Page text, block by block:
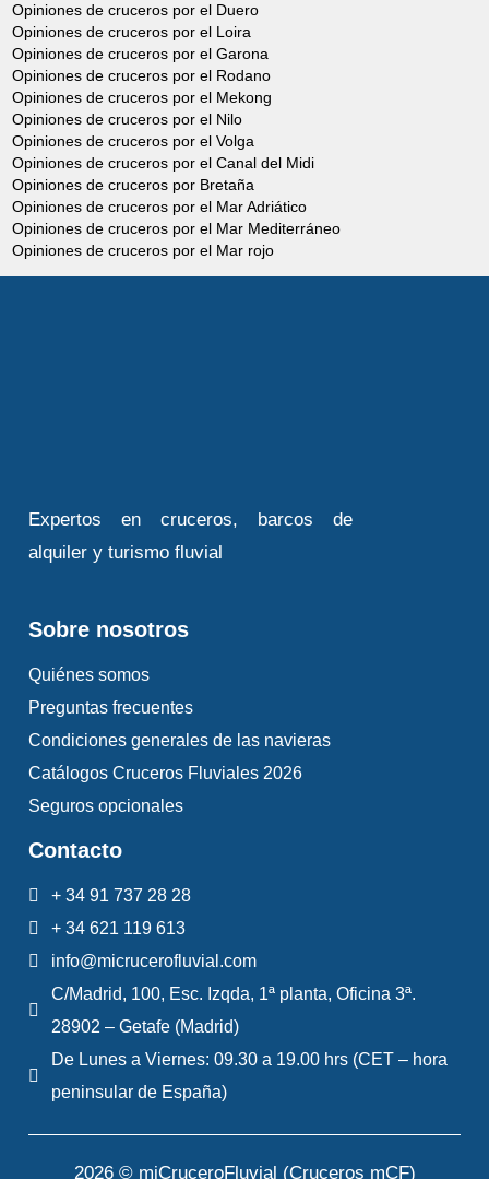
Opiniones de cruceros por el Duero
Opiniones de cruceros por el Loira
Opiniones de cruceros por el Garona
Opiniones de cruceros por el Rodano
Opiniones de cruceros por el Mekong
Opiniones de cruceros por el Nilo
Opiniones de cruceros por el Volga
Opiniones de cruceros por el Canal del Midi
Opiniones de cruceros por Bretaña
Opiniones de cruceros por el Mar Adriático
Opiniones de cruceros por el Mar Mediterráneo
Opiniones de cruceros por el Mar rojo
Expertos en cruceros, barcos de
alquiler y turismo fluvial
Sobre nosotros
Quiénes somos
Preguntas frecuentes
Condiciones generales de las navieras
Catálogos Cruceros Fluviales 2026
Seguros opcionales
Contacto
+ 34 91 737 28 28
+ 34 621 119 613
info@micrucerofluvial.com
C/Madrid, 100, Esc. Izqda, 1ª planta, Oficina 3ª.
28902 – Getafe (Madrid)
De Lunes a Viernes: 09.30 a 19.00 hrs (CET – hora
peninsular de España)
2026 © miCruceroFluvial (Cruceros mCF)